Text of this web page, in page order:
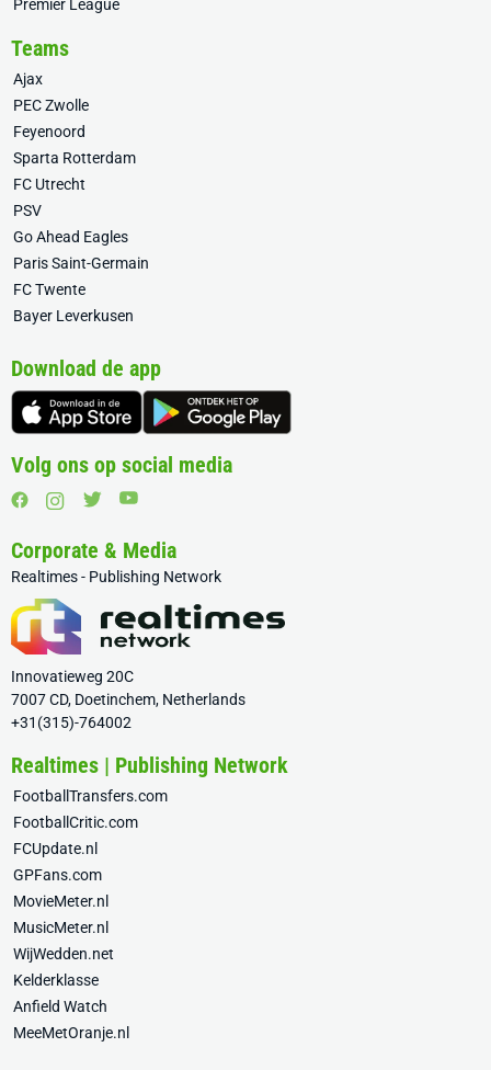
Premier League
Teams
Ajax
PEC Zwolle
Feyenoord
Sparta Rotterdam
FC Utrecht
PSV
Go Ahead Eagles
Paris Saint-Germain
FC Twente
Bayer Leverkusen
Download de app
Volg ons op social media
Corporate & Media
Realtimes - Publishing Network
Innovatieweg 20C
7007 CD, Doetinchem, Netherlands
+31(315)-764002
Realtimes | Publishing Network
FootballTransfers.com
FootballCritic.com
FCUpdate.nl
GPFans.com
MovieMeter.nl
MusicMeter.nl
WijWedden.net
Kelderklasse
Anfield Watch
MeeMetOranje.nl